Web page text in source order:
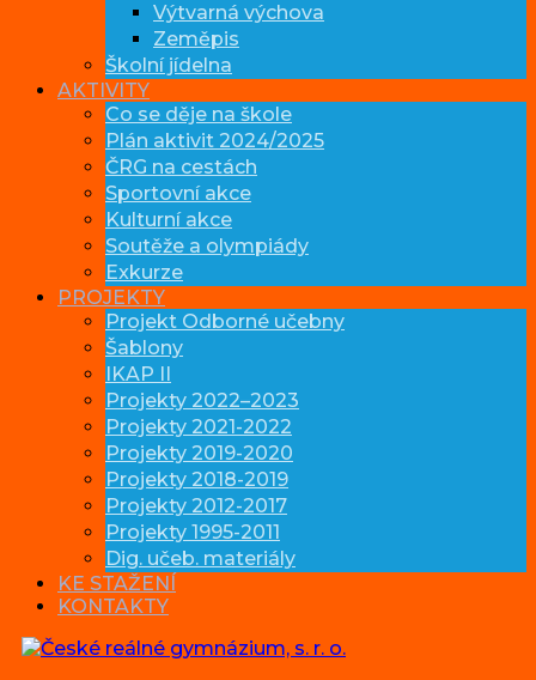
Výtvarná výchova
Zeměpis
Školní jídelna
AKTIVITY
Co se děje na škole
Plán aktivit 2024/2025
ČRG na cestách
Sportovní akce
Kulturní akce
Soutěže a olympiády
Exkurze
PROJEKTY
Projekt Odborné učebny
Šablony
IKAP II
Projekty 2022–2023
Projekty 2021-2022
Projekty 2019-2020
Projekty 2018-2019
Projekty 2012-2017
Projekty 1995-2011
Dig. učeb. materiály
KE STAŽENÍ
KONTAKTY